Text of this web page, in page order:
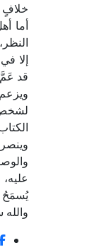
خلافٍ
أما
إلا
قد
لشخصٍ
يُسمَحُ